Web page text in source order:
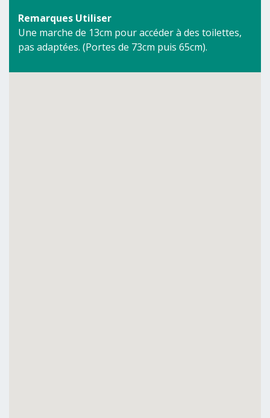
Remarques Utiliser
Une marche de 13cm pour accéder à des toilettes,
pas adaptées. (Portes de 73cm puis 65cm).